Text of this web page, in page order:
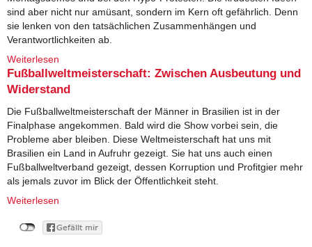
sind aber nicht nur amüsant, sondern im Kern oft gefährlich. Denn
sie lenken von den tatsächlichen Zusammenhängen und
Verantwortlichkeiten ab.
Weiterlesen
Fußballweltmeisterschaft: Zwischen Ausbeutung und
Widerstand
Die Fußballweltmeisterschaft der Männer in Brasilien ist in der
Finalphase angekommen. Bald wird die Show vorbei sein, die
Probleme aber bleiben. Diese Weltmeisterschaft hat uns mit
Brasilien ein Land in Aufruhr gezeigt. Sie hat uns auch einen
Fußballweltverband gezeigt, dessen Korruption und Profitgier mehr
als jemals zuvor im Blick der Öffentlichkeit steht.
Weiterlesen